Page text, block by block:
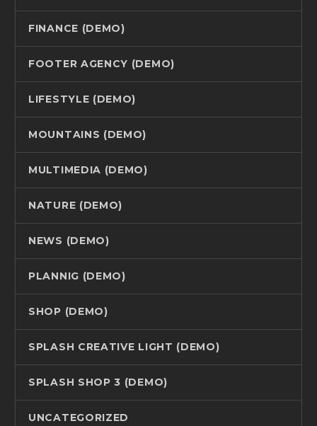
FINANCE (DEMO)
FOOTER AGENCY (DEMO)
LIFESTYLE (DEMO)
MOUNTAINS (DEMO)
MULTIMEDIA (DEMO)
NATURE (DEMO)
NEWS (DEMO)
PLANNIG (DEMO)
SHOP (DEMO)
SPLASH CREATIVE LIGHT (DEMO)
SPLASH SHOP 3 (DEMO)
UNCATEGORIZED